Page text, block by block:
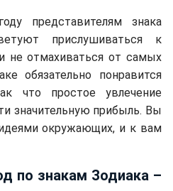
представителям знака
прислушиваться к
не отмахиваться от самых
обязательно понравится
что простое увлечение
значительную прибыль. Вы
окружающих, и к вам
по знакам Зодиака –